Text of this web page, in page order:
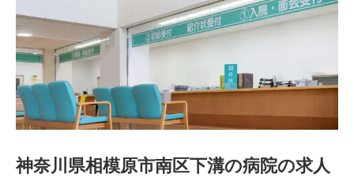
神奈川県相模原市南区下溝の病院の求人